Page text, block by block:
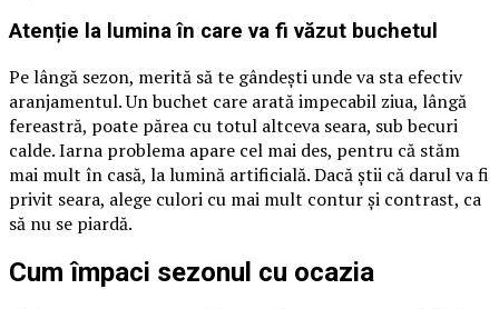
Atenție la lumina în care va fi văzut buchetul
Pe lângă sezon, merită să te gândești unde va sta efectiv
aranjamentul. Un buchet care arată impecabil ziua, lângă
fereastră, poate părea cu totul altceva seara, sub becuri
calde. Iarna problema apare cel mai des, pentru că stăm
mai mult în casă, la lumină artificială. Dacă știi că darul va fi
privit seara, alege culori cu mai mult contur și contrast, ca
să nu se piardă.
Cum împaci sezonul cu ocazia